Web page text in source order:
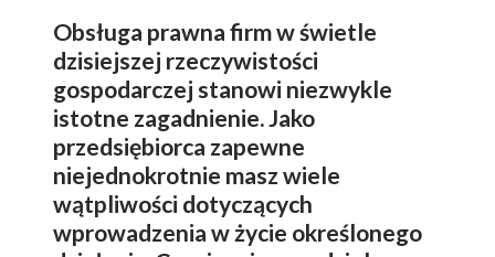
Obsługa prawna firm w świetle
dzisiejszej rzeczywistości
gospodarczej stanowi niezwykle
istotne zagadnienie. Jako
przedsiębiorca zapewne
niejednokrotnie masz wiele
wątpliwości dotyczących
wprowadzenia w życie określonego